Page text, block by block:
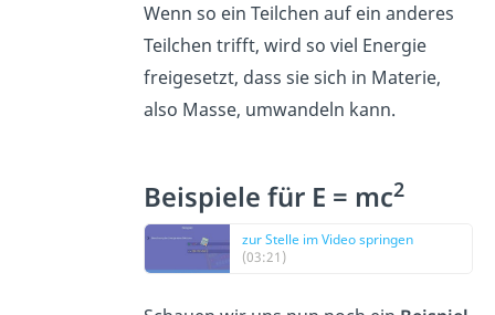
Wenn so ein Teilchen auf ein anderes
Teilchen trifft, wird so viel Energie
freigesetzt, dass sie sich in Materie,
also Masse, umwandeln kann.
Beispiele für E = mc2
zur Stelle im Video springen
(03:21)